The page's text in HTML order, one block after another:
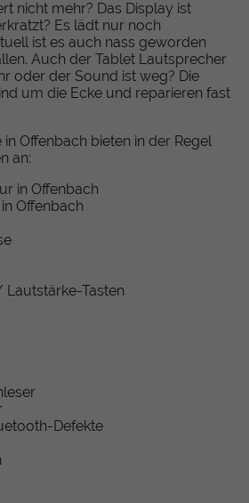
nicht mehr? Das Display ist
Es lädt nur noch
ist es auch nass geworden
Auch der Tablet Lautsprecher
oder der Sound ist weg? Die
um die Ecke und reparieren fast
Offenbach bieten in der Regel
an:
in Offenbach
Offenbach
Tasten
Defekte